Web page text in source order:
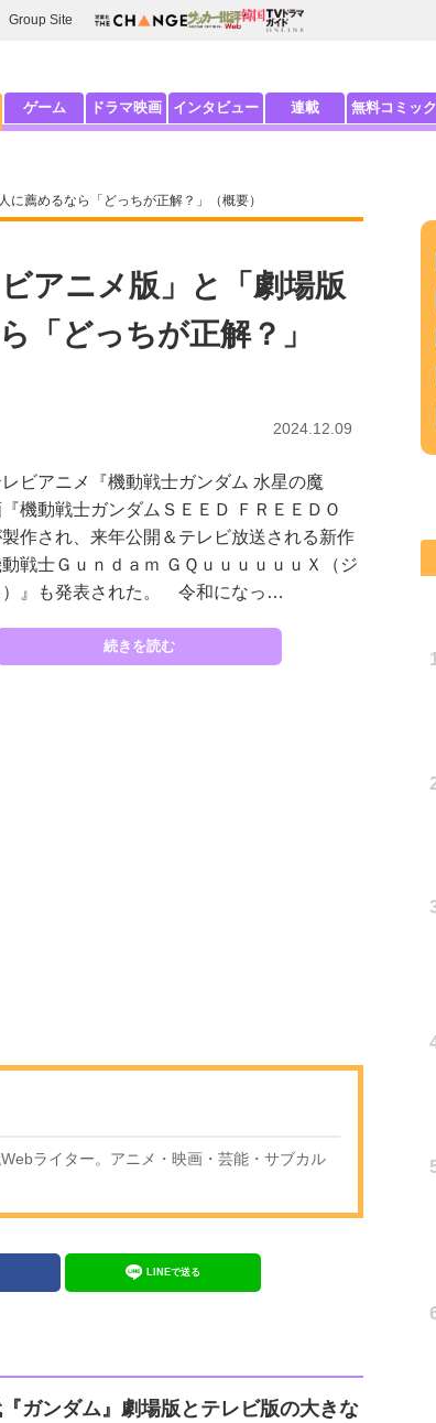
Group Site
ゲーム ドラマ映画 インタビュー 連載 無料コミック
に薦めるなら「どっちが正解？」（概要）
アニメ版」と「劇場版
「どっちが正解？」
2024.12.09
ビアニメ『機動戦士ガンダム 水星の魔
機動戦士ガンダムＳＥＥＤ ＦＲＥＥＤＯ
作され、来年公開＆テレビ放送される新作
戦士Ｇｕｎｄａｍ ＧＱｕｕｕｕｕｕＸ（ジ
）』も発表された。 令和になっ…
続きを読む
ライター。アニメ・映画・芸能・サブカル
LINEで送る
ガンダム』劇場版とテレビ版の大きな